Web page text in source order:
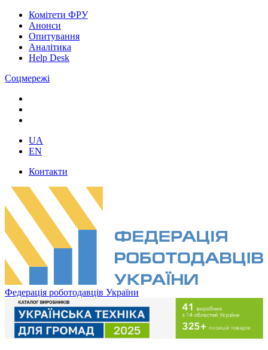
Комітети ФРУ
Анонси
Опитування
Аналітика
Help Desk
Соцмережі
UA
EN
Контакти
Федерація роботодавців України